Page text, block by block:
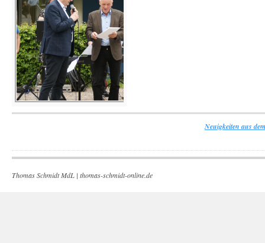
Neuigkeiten aus
Thomas Schmidt MdL | thomas-schmidt-online.de